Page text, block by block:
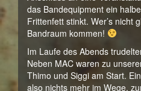
das Bandequipment ein
Frittenfett stinkt. Wer’s nicht
Bandraum kommen!
Im Laufe des Abends
Neben MAC waren zu
Thimo und Siggi am Start.
also nichts mehr im Wege,